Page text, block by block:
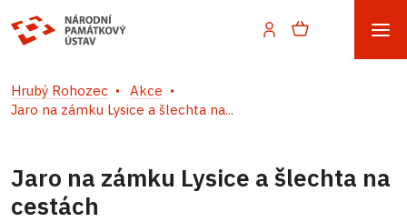
Hrubý Rohozec
Akce
Jaro na zámku Lysice a šlechta na...
Jaro na zámku Lysice a šlechta na
cestách